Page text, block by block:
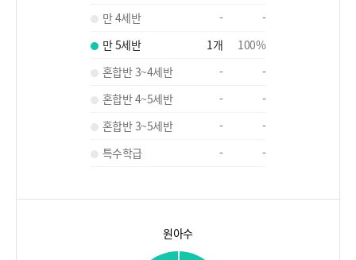
만 4세반
-
-
만 5세반
1개 100%
혼합반 3~4세반
-
-
혼합반 4~5세반
-
-
혼합반 3~5세반
-
-
특수학급
- -
원아수